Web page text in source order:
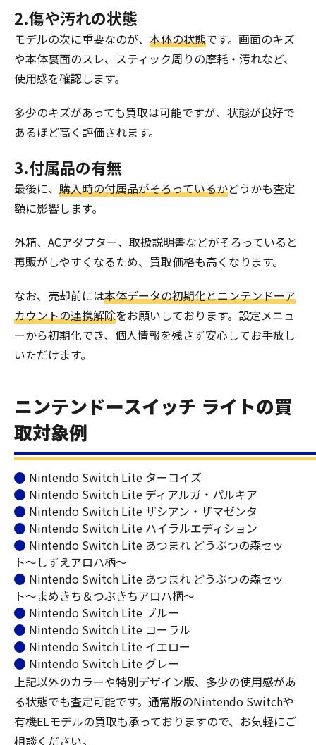
2.傷や汚れの状態
モデルの次に重要なのが、 本体の状態です。画面のキズ
や本体裏面のスレ、スティック周りの摩耗・汚れなど、
使用感を確認します。
多少のキズがあっても買取は可能ですが、状態が良好で
あるほど高く評価されます。
3.付属品の有無
最後に、 購入時の付属品がそろっているかどうかも査定
額に影響します。
外箱、ACアダプター、取扱説明書などがそろっていると
再販がしやすくなるため、買取価格も高くなります。
なお、売却前には本体データの初期化とニンテンドーア
カウントの連携解除をお願いしております。設定メニュ
ーから初期化でき、個人情報を残さず安心してお手放し
いただけます。
ニンテンドースイッチ ライトの買
取対象例
Nintendo Switch Lite ターコイズ
Nintendo Switch Lite ディアルガ・パルキア
Nintendo Switch Lite ザシアン・ザマゼンタ
Nintendo Switch Lite ハイラルエディション
Nintendo Switch Lite あつまれ どうぶつの森セッ
ト〜しずえアロハ柄〜
Nintendo Switch Lite あつまれ どうぶつの森セッ
ト〜まめきち＆つぶきちアロハ柄〜
Nintendo Switch Lite ブルー
Nintendo Switch Lite コーラル
Nintendo Switch Lite イエロー
Nintendo Switch Lite グレー
上記以外のカラーや特別デザイン版、多少の使用感があ
る状態でも査定可能です。通常版のNintendo Switchや
有機ELモデルの買取も承っておりますので、お気軽にご
相談ください。